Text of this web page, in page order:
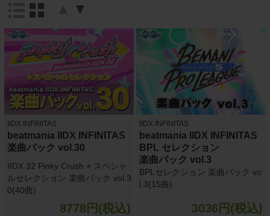
▼
IIDX INFINITAS
beatmania IIDX INFINITAS
楽曲パック vol.30
IIDX 32 Pinky Crush + スペシャ
ルセレクション 楽曲パック vol.3
0(40曲)
8778円(税込)
IIDX INFINITAS
beatmania IIDX INFINITAS
BPL セレクション
楽曲パック vol.3
BPLセレクション 楽曲パック vo
l.3(15曲)
3036円(税込)